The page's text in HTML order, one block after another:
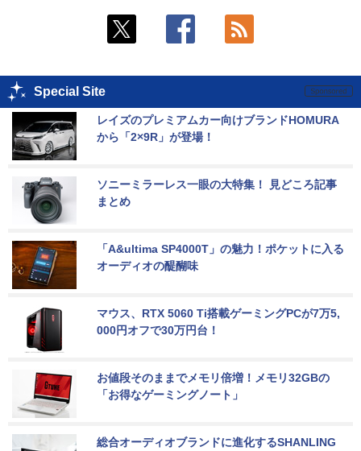
Special Site
レイズのプレミアムカー向けブランドHOMURA
から「2×9R」が登場！
ソニーミラーレス一眼の大特集！ 見どころ記事
まとめ
「A&ultima SP4000T」の魅力！ポケットに入る
オーディオの醍醐味
マウス、RTX 5060 Ti搭載ゲーミングPCが7万5,
000円オフで30万円台！
お値段そのままでメモリ倍増！メモリ32GBの
「お得なゲーミングノート」
総合オーディオブランドに進化するSHANLING